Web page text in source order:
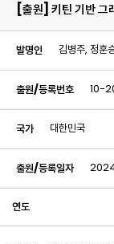
[출원] 키틴 기반 그
발명인 김병주, 정훈
출원/등록번호 10-
국가 대한민국
출원/등록일자
연도